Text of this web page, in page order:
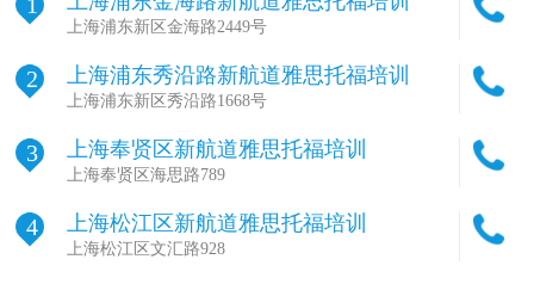
上海浦东新区金海路2449号
2 上海浦东秀沿路新航道雅思托福培训
上海浦东新区秀沿路1668号
3 上海奉贤区新航道雅思托福培训
上海奉贤区海思路789
4 上海松江区新航道雅思托福培训
上海松江区文汇路928